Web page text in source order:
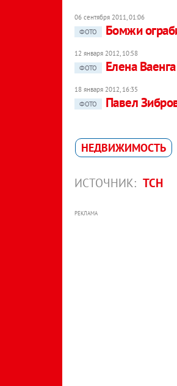
06 сентября 2011, 01:06
ФОТО
Бомжи
12 января 2012, 10:58
ФОТО
Елена
18 января 2012, 16:35
ФОТО
Павел
НЕДВИЖИМОСТЬ
ИСТОЧНИК: ТСН
РЕКЛАМА